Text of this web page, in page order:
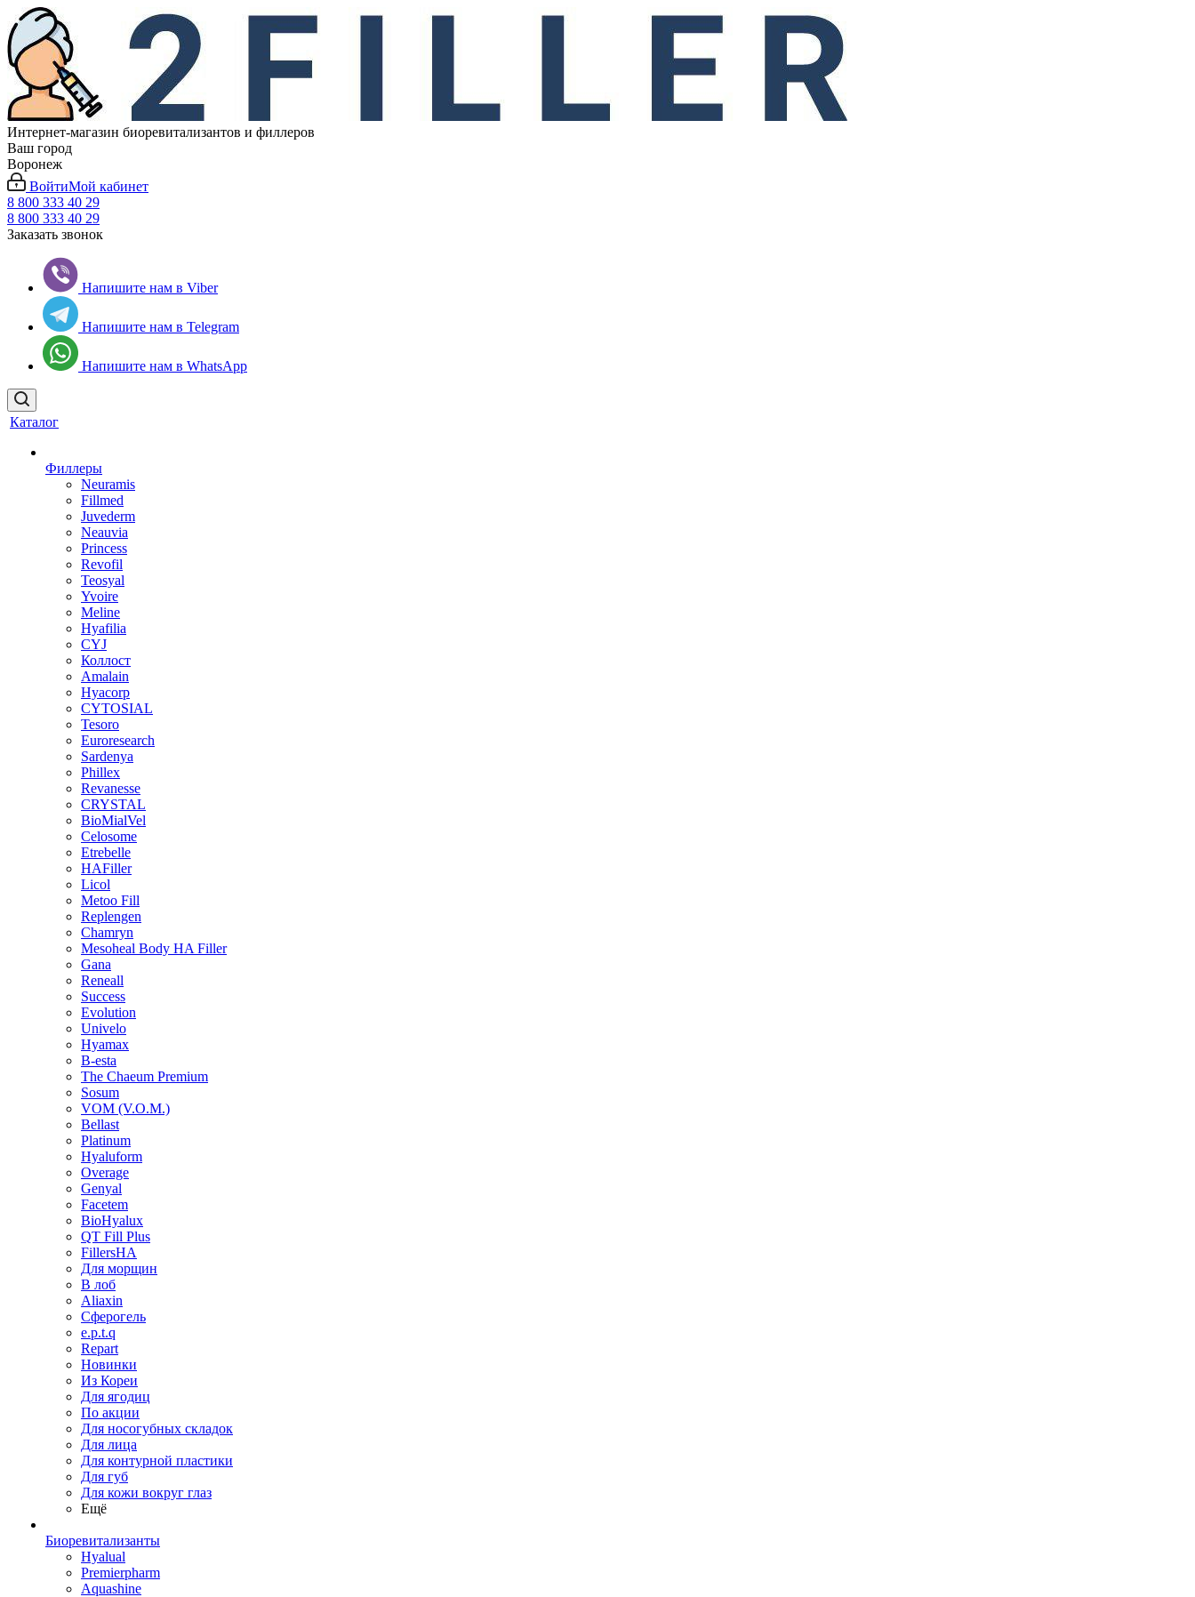
Интернет-магазин биоревитализантов и филлеров
Ваш город
Воронеж
ВойтиМой кабинет
8 800 333 40 29
8 800 333 40 29
Заказать звонок
Напишите нам в Viber
Напишите нам в Telegram
Напишите нам в WhatsApp
Каталог
Филлеры
Neuramis
Fillmed
Juvederm
Neauvia
Princess
Revofil
Teosyal
Yvoire
Meline
Hyafilia
CYJ
Коллост
Amalain
Hyacorp
CYTOSIAL
Tesoro
Euroresearch
Sardenya
Phillex
Revanesse
CRYSTAL
BioMialVel
Celosome
Etrebelle
HAFiller
Licol
Metoo Fill
Replengen
Chamryn
Mesoheal Body HA Filler
Gana
Reneall
Success
Evolution
Univelo
Hyamax
B-esta
The Chaeum Premium
Sosum
VOM (V.O.M.)
Bellast
Platinum
Hyaluform
Overage
Genyal
Facetem
BioHyalux
QT Fill Plus
FillersHA
Для морщин
В лоб
Aliaxin
Сферогель
e.p.t.q
Repart
Новинки
Из Кореи
Для ягодиц
По акции
Для носогубных складок
Для лица
Для контурной пластики
Для губ
Для кожи вокруг глаз
Ещё
Биоревитализанты
Hyalual
Premierpharm
Aquashine